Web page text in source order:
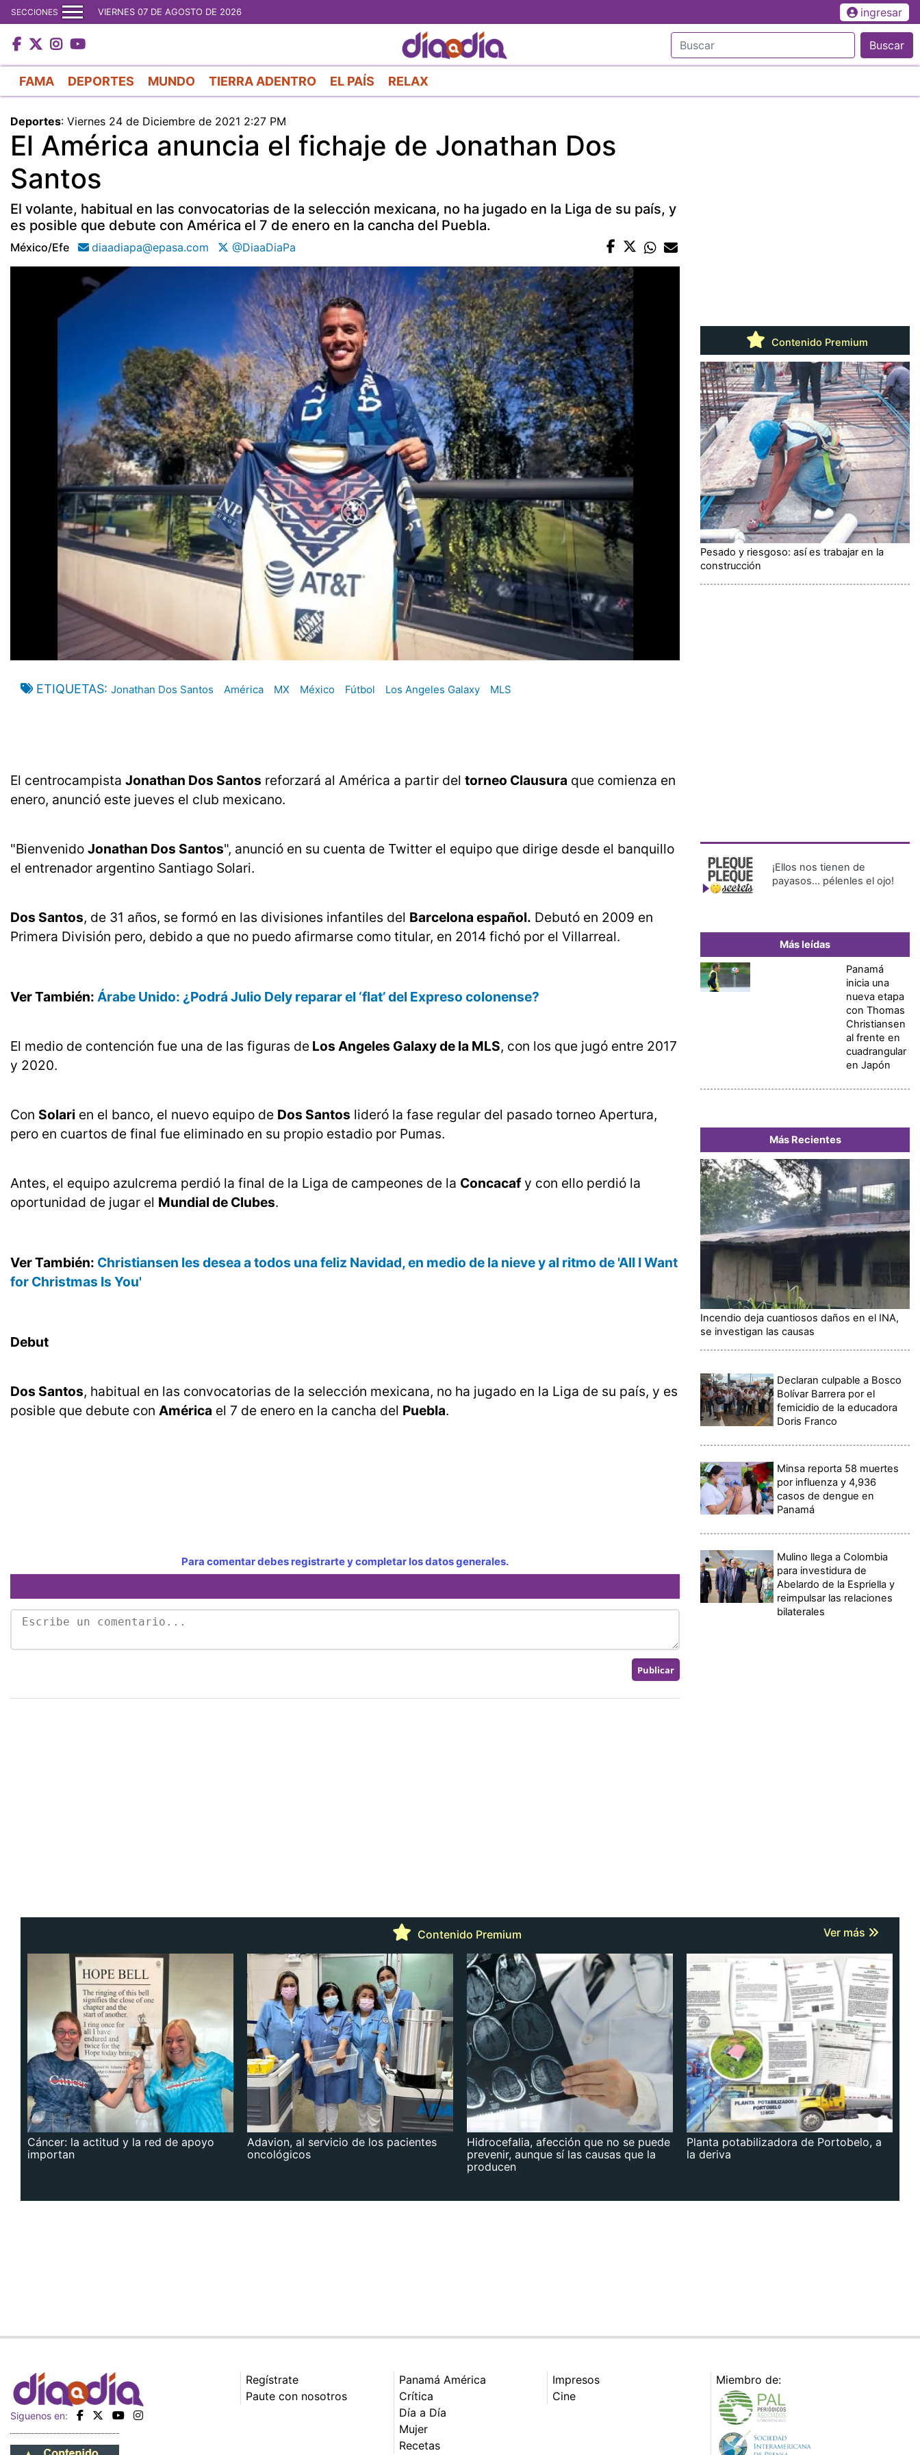
al
contenido
principal
SECCIONES VIERNES 07 DE AGOSTO DE 2026 ingresar
Buscar
FAMA DEPORTES MUNDO TIERRA ADENTRO EL PAÍS RELAX
Deportes: Viernes 24 de Diciembre de 2021 2:27 PM
El América anuncia el fichaje de Jonathan Dos
Santos
El volante, habitual en las convocatorias de la selección mexicana, no ha jugado en la Liga de su país, y
es posible que debute con América el 7 de enero en la cancha del Puebla.
México/efe diaadiapa@epasa.com @DiaaDiaPa
ETIQUETAS Jonathan Dos Santos América MX México Fútbol Los Angeles Galaxy MLS
El centrocampista Jonathan Dos Santos reforzará al América a partir del torneo Clausura que comienza en
enero, anunció este jueves el club mexicano.
"Bienvenido Jonathan Dos Santos", anunció en su cuenta de Twitter el equipo que dirige desde el banquillo
el entrenador argentino Santiago Solari.
Dos Santos, de 31 años, se formó en las divisiones infantiles del Barcelona español. Debutó en 2009 en
Primera División pero, debido a que no puedo afirmarse como titular, en 2014 fichó por el Villarreal.
Ver También: Árabe Unido: ¿Podrá Julio Dely reparar el ‘flat’ del Expreso colonense?
El medio de contención fue una de las figuras de Los Angeles Galaxy de la MLS, con los que jugó entre 2017
y 2020.
Con Solari en el banco, el nuevo equipo de Dos Santos lideró la fase regular del pasado torneo Apertura,
pero en cuartos de final fue eliminado en su propio estadio por Pumas.
Antes, el equipo azulcrema perdió la final de la Liga de campeones de la Concacafy con ello perdió la
oportunidad de jugar el Mundial de Clubes.
Ver También: Christiansen les desea a todos una feliz Navidad, en medio de la nieve y al ritmo de 'All I Want
for Christmas Is You'
Debut
Dos Santos, habitual en las convocatorias de la selección mexicana, no ha jugado en la Liga de su país, y es
posible que debute con América el 7 de enero en la cancha del Puebla.
Para comentar debes registrarte y completar los datos generales.
Contenido Premium
Pesado y riesgoso: así es trabajar en la
construcción
¡Ellos nos tienen de
payasos… pélenles el ojo!
Más leídas
Panamá
inicia una
nueva etapa
con Thomas
Christiansen
al frente en
cuadrangular
en Japón
Más Recientes
Incendio deja cuantiosos daños en el INA,
se investigan las causas
Declaran culpable a Bosco
Bolívar Barrera por el
femicidio de la educadora
Doris Franco
Minsa reporta 58 muertes
por influenza y 4,936
casos de dengue en
Panamá
Mulino llega a Colombia
para investidura de
Abelardo de la Espriella y
reimpulsar las relaciones
bilaterales
Contenido Premium Ver más
Cáncer: la actitud y la red de apoyo
importan
Adavion, al servicio de los pacientes
oncológicos
Hidrocefalia, afección que no se puede
prevenir, aunque sí las causas que la
producen
Planta potabilizadora de Portobelo, a
la deriva
Siguenos en:
Regístrate
Paute con nosotros
Panamá América
Crítica
Día a Día
Mujer
Recetas
Impresos
Cine
Miembro de: